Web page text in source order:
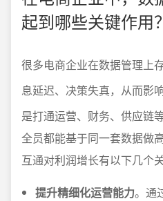
起到哪些关键作用？
很多电商企业在数据管理上
息延迟、决策失真，从而影
是打通运营、财务、供应链
全员都能基于同一套数据做
互通对利润增长有以下几个关
提升精细化运营能力。通